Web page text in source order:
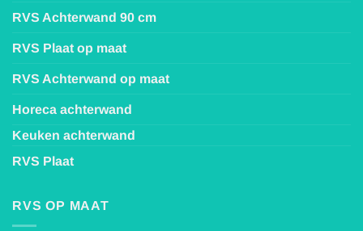
RVS Achterwand 90 cm
RVS Plaat op maat
RVS Achterwand op maat
Horeca achterwand
Keuken achterwand
RVS Plaat
RVS OP MAAT